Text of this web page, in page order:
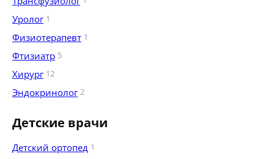
Уролог 1
Физиотерапевт 1
Фтизиатр 5
Хирург 12
Эндокринолог 2
Детские врачи
Детский ортопед 1